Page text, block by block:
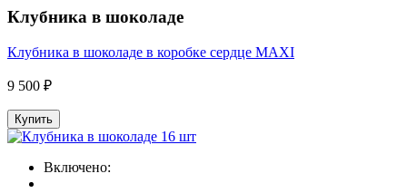
Клубника в шоколаде
Клубника в шоколаде в коробке сердце MAXI
9 500 ₽
Купить
Включено: